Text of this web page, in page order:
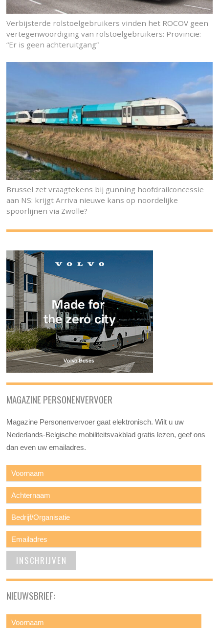
Verbijsterde rolstoelgebruikers vinden het ROCOV geen
vertegenwoordiging van rolstoelgebruikers: Provincie:
“Er is geen achteruitgang”
Brussel zet vraagtekens bij gunning hoofdrailconcessie
aan NS: krijgt Arriva nieuwe kans op noordelijke
spoorlijnen via Zwolle?
MAGAZINE PERSONENVERVOER
Magazine Personenvervoer gaat elektronisch. Wilt u uw
Nederlands-Belgische mobiliteitsvakblad gratis lezen, geef ons
dan even uw emailadres.
NIEUWSBRIEF: